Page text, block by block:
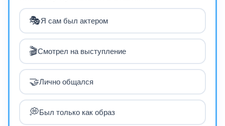
🎭Я сам был актером
🎬Смотрел на выступление
🤝Лично общался
💭Был только как образ